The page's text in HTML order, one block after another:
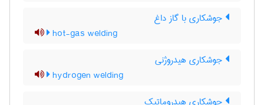
جوشکاری با گاز داغ
hot-gas welding
جوشکاری هیدروژنی
hydrogen welding